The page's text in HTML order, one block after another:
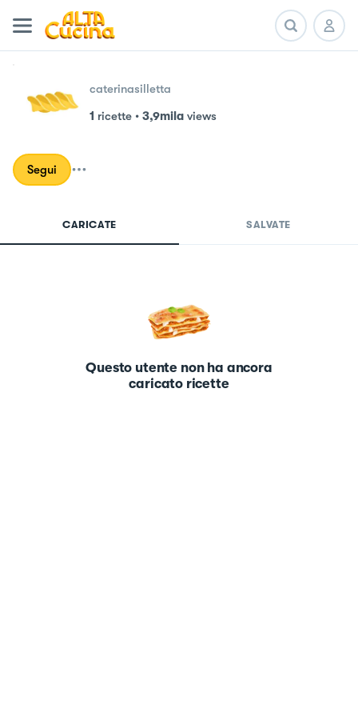
caterinasilletta
1 ricette • 3,9mila views
Segui
CARICATE SALVATE
Questo utente non ha ancora
caricato ricette